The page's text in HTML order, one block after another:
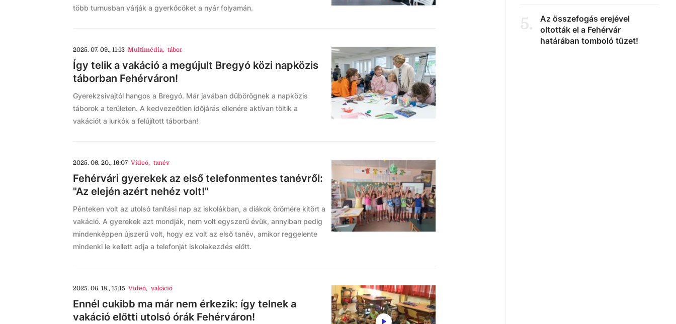
több turnusban várják a gyerkőcöket a nyár folyamán.
2025. 07. 09., 11:13 Multimédia, tábor
Így telik a vakáció a megújult Bregyó közi napközis
táborban Fehérváron!
Gyerekzsivajtól hangos a Bregyó. Már javában dübörögnek a napközis
táborok a területen. A kedvezeőtlen időjárás ellenére aktívan töltik a
vakációt a lurkók a felújított táborban!
2025. 06. 20., 16:07 Videó, tanév
Fehérvári gyerekek az első telefonmentes tanévről:
"Az elején azért nehéz volt!"
Pénteken volt az utolsó tanítási nap az iskolákban, a diákok örömére kitört a
vakáció. A gyerekek azt mondják, nem volt egyszerű évük, annyiban pedig
mindenképpen újszerű volt, hogy ez volt az első tanév, amikor reggelente
mindenki le kellett adja a telefonját iskolakezdés előtt.
2025. 06. 18., 15:15 Videó, vakáció
Ennél cukibb ma már nem érkezik: így telnek a
vakáció előtti utolsó órák Fehérváron!
5.
Az összefogás erejével
oltották el a Fehérvár
határában tomboló tüzet!